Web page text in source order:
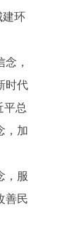
建环
，
时代
平总
，加
，服
善民